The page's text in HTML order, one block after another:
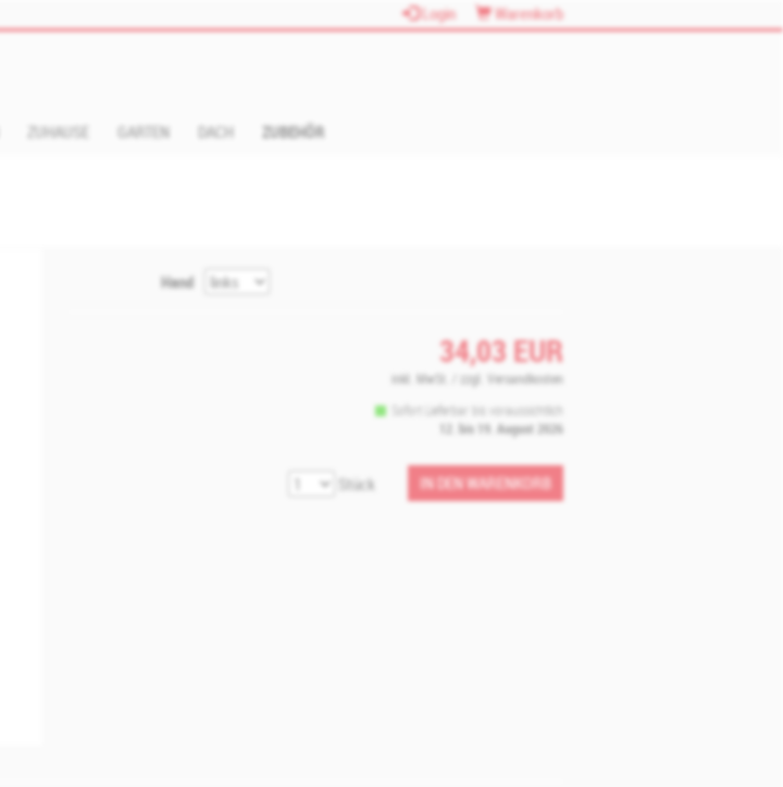
Login Warenkorb
ZUHAUSE GARTEN DACH ZUBEHÖR
Hand
34,03EUR
inkl. MwSt. / zzgl. Versandkosten
Sofort Lieferbar bis voraussichtlich
12. bis 19. August 2026
Stück IN DEN WARENKORB